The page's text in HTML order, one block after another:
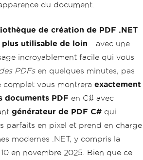
du document.
de création de PDF .NET
utilisable de loin - avec une
incroyablement facile qui vous
PDFsen quelques minutes, pas
complet vous montrera exactement
documents PDF en C# avec
générateur de PDF C# qui
parfaits en pixel et prend en charge
modernes .NET, y compris la
en novembre 2025. Bien que ce